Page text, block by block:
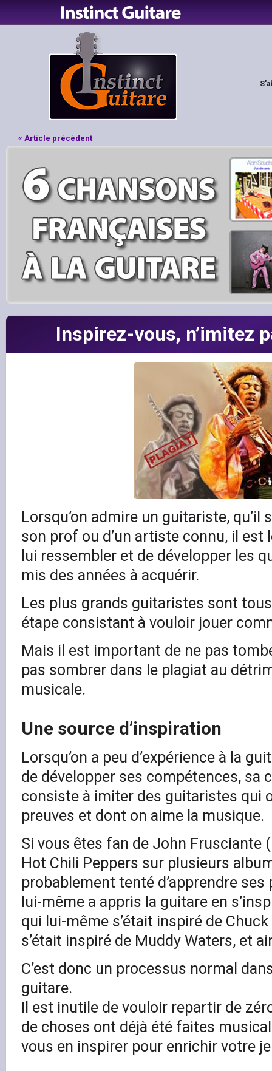
« Article précédent
Inspirez-vous, n’imitez
Lorsqu’on admire un guitariste, qu’il
son prof ou d’un artiste connu, il est
lui ressembler et de développer les
mis des années à acquérir.
Les plus grands guitaristes sont
étape consistant à vouloir jouer
Mais il est important de ne pas
pas sombrer dans le plagiat au
musicale.
Une source d’inspiration
Lorsqu’on a peu d’expérience à la
de développer ses compétences, sa
consiste à imiter des guitaristes qui
preuves et dont on aime la musique.
Si vous êtes fan de John Frusciante
Hot Chili Peppers sur plusieurs
probablement tenté d’apprendre ses
lui-même a appris la guitare en
qui lui-même s’était inspiré de
s’était inspiré de Muddy Waters, et
C’est donc un processus normal
guitare.
Il est inutile de vouloir repartir de
de choses ont déjà été faites
vous en inspirer pour enrichir votre